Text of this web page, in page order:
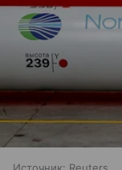
Источник: Reuters